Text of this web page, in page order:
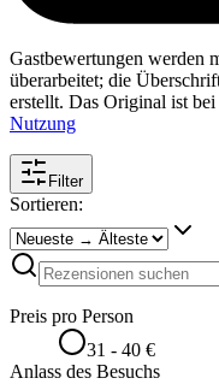
Gastbewertungen werden
überarbeitet; die
erstellt. Das Original ist
Nutzung
Filter
Sortieren:
Preis pro Person
31 - 40 €
Anlass des Besuchs